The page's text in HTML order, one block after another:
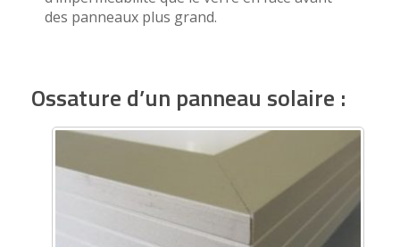
des panneaux plus grand.
Ossature d’un panneau solaire :